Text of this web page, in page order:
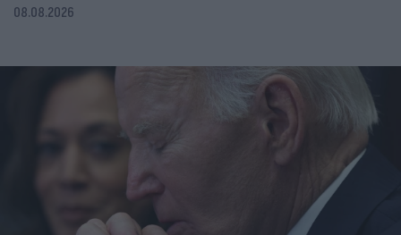
08.08.2026